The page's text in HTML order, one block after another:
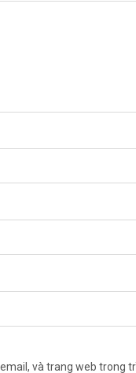
email, và trang web trong